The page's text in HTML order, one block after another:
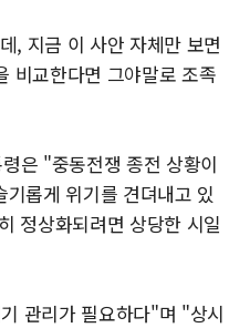
, 지금 이 사안 자체만 보면
비교한다면 그야말로 조족
은 "중동전쟁 종전 상황이
롭게 위기를 견뎌내고 있
정상화되려면 상당한 시일
관리가 필요하다"며 "상시